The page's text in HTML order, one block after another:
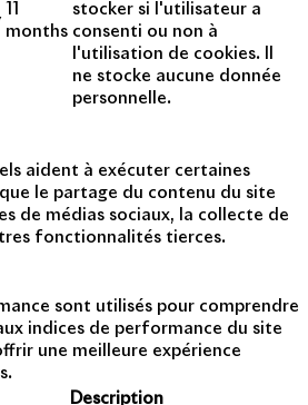
months
stocker si l'utilisateur a
consenti ou non à
l'utilisation de cookies. Il
ne stocke aucune donnée
personnelle.
aident à exécuter certaines
le partage du contenu du site
de médias sociaux, la collecte de
fonctionnalités tierces.
sont utilisés pour comprendre
indices de performance du site
une meilleure expérience
Description